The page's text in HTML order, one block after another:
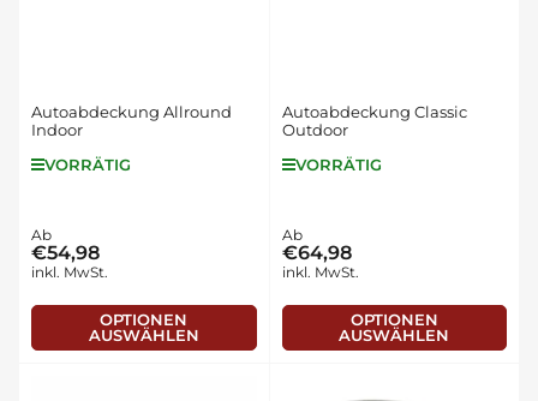
Autoabdeckung Allround
Indoor
VORRÄTIG
Normaler
Preis
Ab
€54,98
inkl. MwSt.
OPTIONEN
AUSWÄHLEN
Autoabdeckung Classic
Outdoor
VORRÄTIG
Normaler
Preis
Ab
€64,98
inkl. MwSt.
OPTIONEN
AUSWÄHLEN